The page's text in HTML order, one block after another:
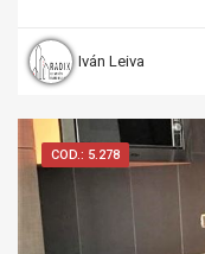
Iván Leiva
COD.: 5.278